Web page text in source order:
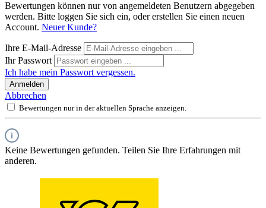
Bewertungen können nur von angemeldeten Benutzern abgegeben
werden. Bitte loggen Sie sich ein, oder erstellen Sie einen neuen
Account. Neuer Kunde?
Ihre E-Mail-Adresse
Ihr Passwort
Ich habe mein Passwort vergessen.
Anmelden
Abbrechen
Bewertungen nur in der aktuellen Sprache anzeigen.
Keine Bewertungen gefunden. Teilen Sie Ihre Erfahrungen mit
anderen.